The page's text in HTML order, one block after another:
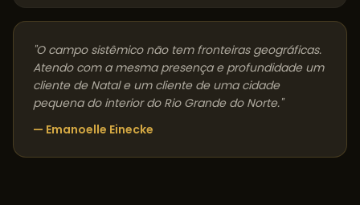
"O campo sistêmico não tem fronteiras geográficas.
Atendo com a mesma presença e profundidade um
cliente de Natale um cliente de uma cidade
pequena do interior do Rio Grande do Norte."
— Emanoelle Einecke